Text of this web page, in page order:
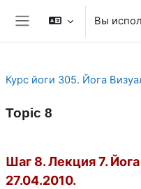
Перейти к основному
Боковая панель
Вы
Topic 8
Шаг 8. Лекция 7.
27.04.2010.